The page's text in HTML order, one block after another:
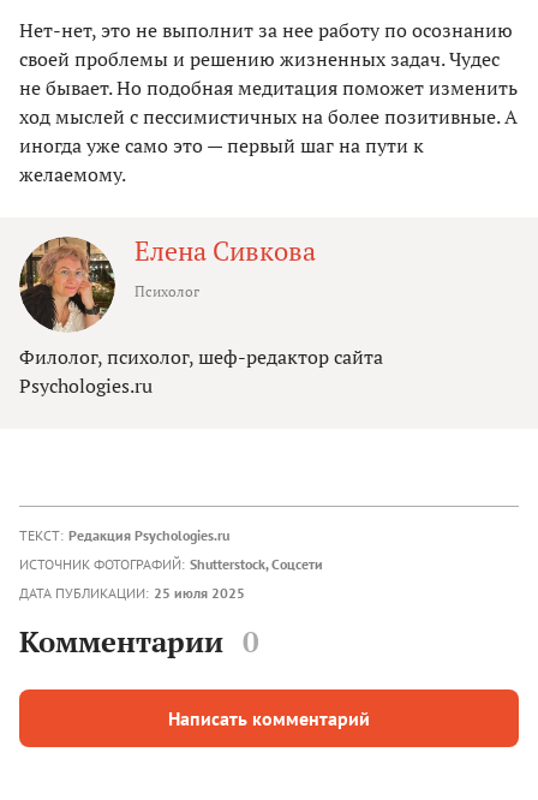
Нет-нет, это не выполнит за нее работу по осознанию
своей проблемы и решению жизненных задач. Чудес
не бывает. Но подобная медитация поможет изменить
ход мыслей с пессимистичных на более позитивные. А
иногда уже само это — первый шаг на пути к
желаемому.
Елена Сивкова
Психолог
Филолог, психолог, шеф-редактор сайта
Psychologies.ru
ТЕКСТ: Редакция Psychologies.ru
ИСТОЧНИК ФОТОГРАФИЙ: Shutterstock, Соцсети
ДАТА ПУБЛИКАЦИИ: 25 июля 2025
Комментарии 0
Написать комментарий